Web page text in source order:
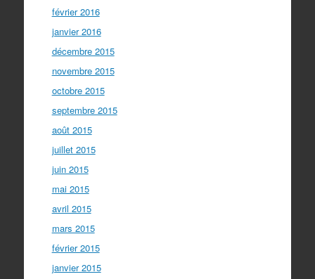
février 2016
janvier 2016
décembre 2015
novembre 2015
octobre 2015
septembre 2015
août 2015
juillet 2015
juin 2015
mai 2015
avril 2015
mars 2015
février 2015
janvier 2015